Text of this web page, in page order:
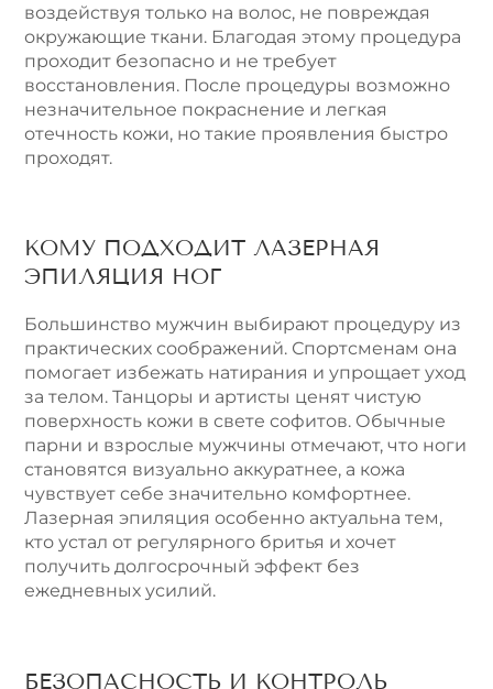
воздействуя только на волос, не повреждая
окружающие ткани. Благодая этому процедура
проходит безопасно и не требует
восстановления. После процедуры возможно
незначительное покраснение и легкая
отечность кожи, но такие проявления быстро
проходят.
КОМУ ПОДХОДИТ ЛАЗЕРНАЯ
ЭПИЛЯЦИЯ НОГ
Большинство мужчин выбирают процедуру из
практических соображений. Спортсменам она
помогает избежать натирания и упрощает уход
за телом. Танцоры и артисты ценят чистую
поверхность кожи в свете софитов. Обычные
парни и взрослые мужчины отмечают, что ноги
становятся визуально аккуратнее, а кожа
чувствует себе значительно комфортнее.
Лазерная эпиляция особенно актуальна тем,
кто устал от регулярного бритья и хочет
получить долгосрочный эффект без
ежедневных усилий.
БЕЗОПАСНОСТЬ И КОНТРОЛЬ